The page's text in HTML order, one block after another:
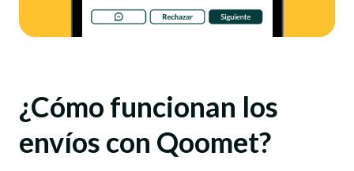
¿Cómo funcionan los
envíos con Qoomet?